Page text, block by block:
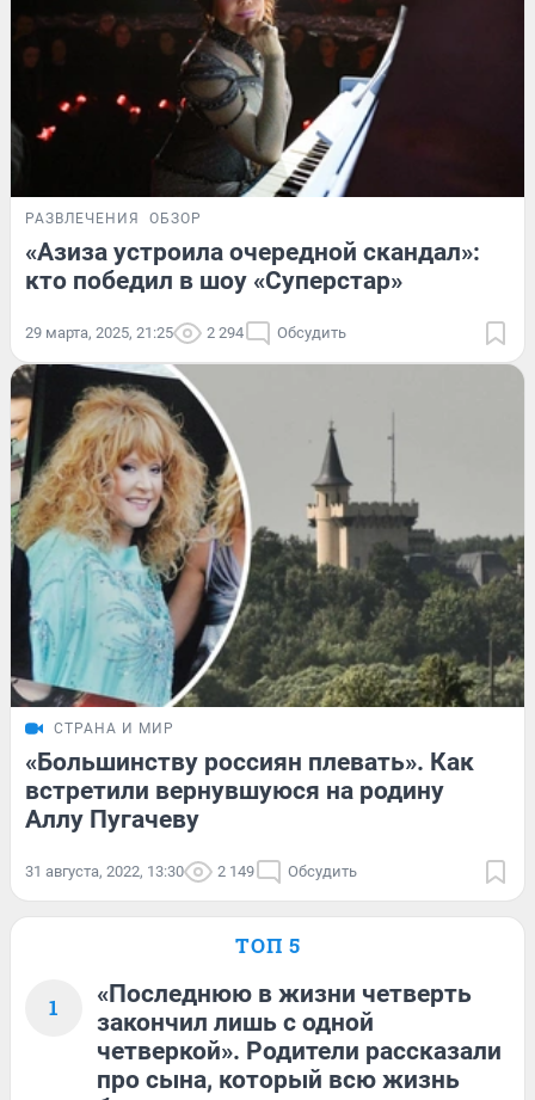
РАЗВЛЕЧЕНИЯ ОБЗОР
«Азиза устроила очередной скандал»:
кто победил в шоу «Суперстар»
29 марта, 2025, 21:25 2 294 Обсудить
СТРАНА И МИР
«Большинству россиян плевать». Как
встретили вернувшуюся на родину
Аллу Пугачеву
31 августа, 2022, 13:30 2 149 Обсудить
ТОП 5
1
«Последнюю в жизни четверть
закончил лишь с одной
четверкой». Родители рассказали
про сына, который всю жизнь